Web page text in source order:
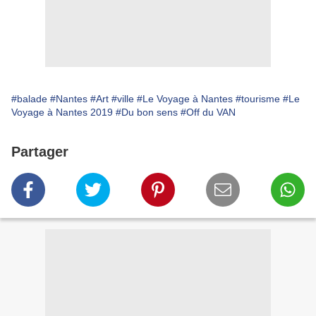
#balade #Nantes #Art #ville #Le Voyage à Nantes #tourisme #Le
Voyage à Nantes 2019 #Du bon sens #Off du VAN
Partager